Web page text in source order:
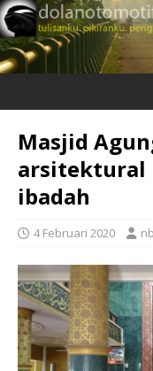
Masjid
arsitektural
ibadah
4 Februari 2020